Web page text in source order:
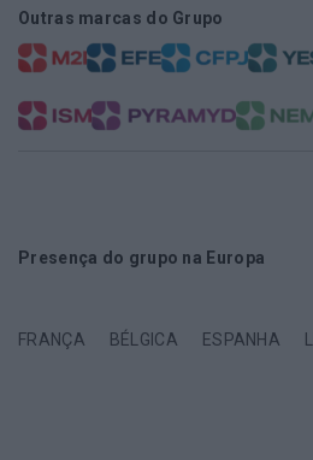
Outras marcas do Grupo
Presença do grupo na Europa
FRANÇA BÉLGICA ESPANHA